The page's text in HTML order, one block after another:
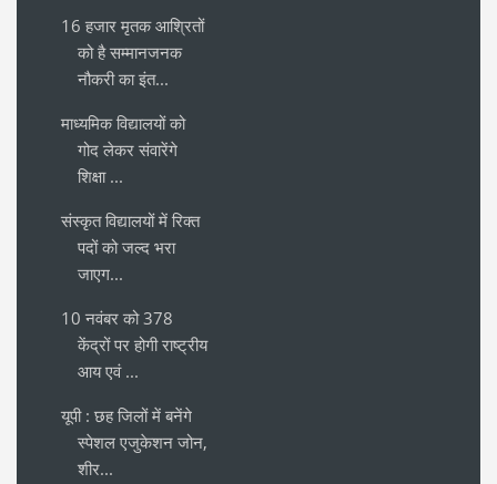
16 हजार मृतक आश्रितों
को है सम्मानजनक
नौकरी का इंत...
माध्यमिक विद्यालयों को
गोद लेकर संवारेंगे
शिक्षा ...
संस्कृत विद्यालयों में रिक्त
पदों को जल्द भरा
जाएग...
10 नवंबर को 378
केंद्रों पर होगी राष्ट्रीय
आय एवं ...
यूपी : छह जिलों में बनेंगे
स्पेशल एजुकेशन जोन,
शीर...